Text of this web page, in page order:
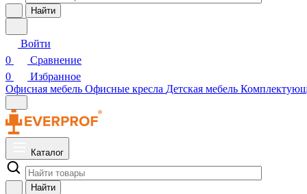
Найти
Войти
0
Сравнение
0
Избранное
Офисная мебель Офисные кресла Детская мебель
Каталог
Найти